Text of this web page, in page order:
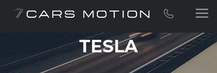
TESLA